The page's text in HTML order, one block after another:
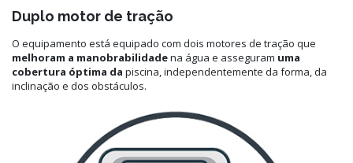
Duplo motor de tração
O equipamento está equipado com dois motores de tração que
melhoram a manobrabilidadena água e asseguram uma
cobertura óptima da piscina, independentemente da forma, da
inclinação e dos obstáculos.